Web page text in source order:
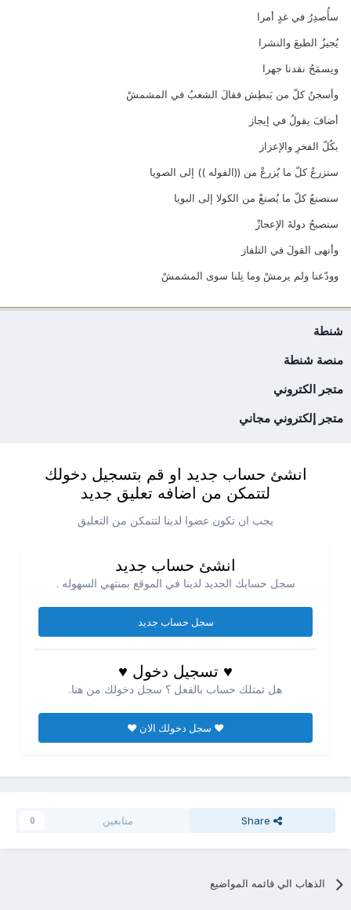
سأُصدِرُ في غدٍ أمرا
يُجيزُ الطبعَ والنشرا
ويسمَحُ نقدنا جهرا
وأسجنُ كلّ من يَبطِش فقالَ الشعبُ في المشمشْ
أضافَ يقولُ في إيجاز
بكُلّ الفخرِ والإعزاز
سنزرعُ كلّ ما يُزرعْ من ((الفوله )) إلى الصويا
سنصنعُ كلّ ما يُصنعْ من الكولا إلى البويا
سنصبحُ دولةَ الإعجازْ
وأنهى القولَ في التلفاز
وودّعنا ولم يرمشْ وما نِلنا سوى المشمشْ
شنطة
منصة شنطة
متجر الكتروني
متجر إلكتروني مجاني
انشئ حساب جديد او قم بتسجيل دخولك
لتتمكن من اضافه تعليق جديد
يجب ان تكون عضوا لدينا لتتمكن من التعليق
انشئ حساب جديد
سجل حسابك الجديد لدينا في الموقع بمنتهي السهوله .
سجل حساب جديد
♥ تسجيل دخول ♥
هل تمتلك حساب بالفعل ؟ سجل دخولك من هنا.
♥ سجل دخولك الان ♥
Share متابعين 0
الذهاب الي قائمه المواضيع